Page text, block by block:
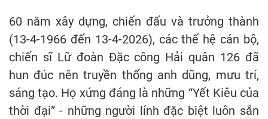
60 năm xây dựng, chiến đấu và trưởng thành
(13-4-1966 đến 13-4-2026), các thế hệ cán bộ,
chiến sĩ Lữ đoàn Đặc công Hải quân 126 đã
hun đúc nên truyền thống anh dũng, mưu trí,
sáng tạo. Họ xứng đáng là những “Yết Kiêu của
thời đại” - những người lính đặc biệt luôn sẵn